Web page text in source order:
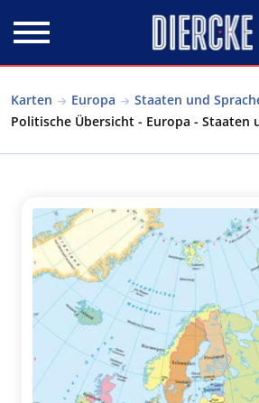
Karten Europa Staaten und
Politische Übersicht - Europa - Staaten